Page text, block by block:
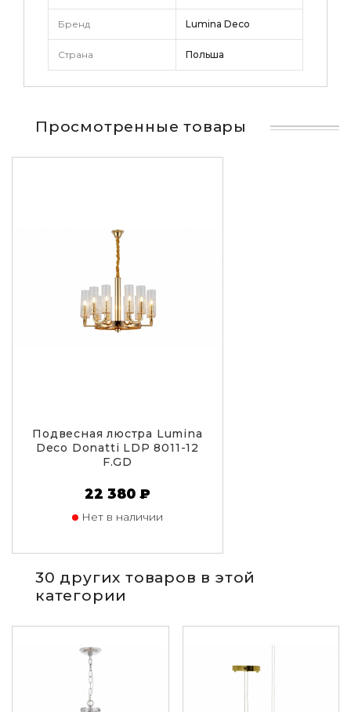
Бренд Lumina Deco
Страна Польша
Просмотренные товары
Подвесная люстра Lumina
Deco Donatti LDP 8011-12
F.GD
22 380 ₽
Нет в наличии
30 других товаров в этой
категории